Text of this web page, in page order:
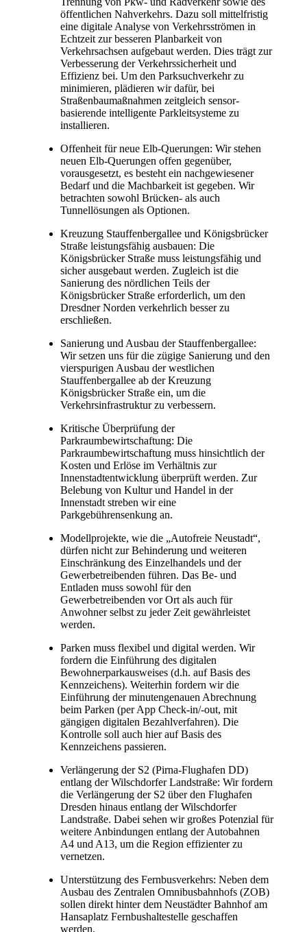
öffentlichen Nahverkehrs. Dazu soll mittelfristig
eine digitale Analyse von Verkehrsströmen in
Echtzeit zur besseren Planbarkeit von
Verkehrsachsen aufgebaut werden. Dies trägt zur
Verbesserung der Verkehrssicherheit und
Effizienz bei. Um den Parksuchverkehr zu
minimieren, plädieren wir dafür, bei
Straßenbaumaßnahmen zeitgleich sensor-
basierende intelligente Parkleitsysteme zu
installieren.
Offenheit für neue Elb-Querungen: Wir stehen
neuen Elb-Querungen offen gegenüber,
vorausgesetzt, es besteht ein nachgewiesener
Bedarf und die Machbarkeit ist gegeben. Wir
betrachten sowohl Brücken- als auch
Tunnellösungen als Optionen.
Kreuzung Stauffenbergallee und Königsbrücker
Straße leistungsfähig ausbauen: Die
Königsbrücker Straße muss leistungsfähig und
sicher ausgebaut werden. Zugleich ist die
Sanierung des nördlichen Teils der
Königsbrücker Straße erforderlich, um den
Dresdner Norden verkehrlich besser zu
erschließen.
Sanierung und Ausbau der Stauffenbergallee:
Wir setzen uns für die zügige Sanierung und den
vierspurigen Ausbau der westlichen
Stauffenbergallee ab der Kreuzung
Königsbrücker Straße ein, um die
Verkehrsinfrastruktur zu verbessern.
Kritische Überprüfung der
Parkraumbewirtschaftung: Die
Parkraumbewirtschaftung muss hinsichtlich der
Kosten und Erlöse im Verhältnis zur
Innenstadtentwicklung überprüft werden. Zur
Belebung von Kultur und Handel in der
Innenstadt streben wir eine
Parkgebührensenkung an.
Modellprojekte, wie die „Autofreie Neustadt“,
dürfen nicht zur Behinderung und weiteren
Einschränkung des Einzelhandels und der
Gewerbetreibenden führen. Das Be- und
Entladen muss sowohl für den
Gewerbetreibenden vor Ort als auch für
Anwohner selbst zu jeder Zeit gewährleistet
werden.
Parken muss flexibel und digital werden. Wir
fordern die Einführung des digitalen
Bewohnerparkausweises (d.h. auf Basis des
Kennzeichens). Weiterhin fordern wir die
Einführung der minutengenauen Abrechnung
beim Parken (per App Check-in/-out, mit
gängigen digitalen Bezahlverfahren). Die
Kontrolle soll auch hier auf Basis des
Kennzeichens passieren.
Verlängerung der S2 (Pirna-Flughafen DD)
entlang der Wilschdorfer Landstraße: Wir fordern
die Verlängerung der S2 über den Flughafen
Dresden hinaus entlang der Wilschdorfer
Landstraße. Dabei sehen wir großes Potenzial für
weitere Anbindungen entlang der Autobahnen
A4 und A13, um die Region effizienter zu
vernetzen.
Unterstützung des Fernbusverkehrs: Neben dem
Ausbau des Zentralen Omnibusbahnhofs (ZOB)
sollen direkt hinter dem Neustädter Bahnhof am
Hansaplatz Fernbushaltestelle geschaffen
werden.